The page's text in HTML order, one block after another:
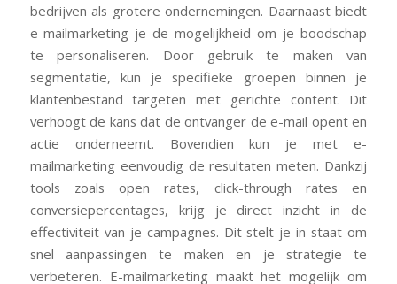
bedrijven als grotere ondernemingen. Daarnaast biedt
e-mailmarketing je de mogelijkheid om je boodschap
te personaliseren. Door gebruik te maken van
segmentatie, kun je specifieke groepen binnen je
klantenbestand targeten met gerichte content. Dit
verhoogt de kans dat de ontvanger de e-mail opent en
actie onderneemt. Bovendien kun je met e-
mailmarketing eenvoudig de resultaten meten. Dankzij
tools zoals open rates, click-through rates en
conversiepercentages, krijg je direct inzicht in de
effectiviteit van je campagnes. Dit stelt je in staat om
snel aanpassingen te maken en je strategie te
verbeteren. E-mailmarketing maakt het mogelijk om